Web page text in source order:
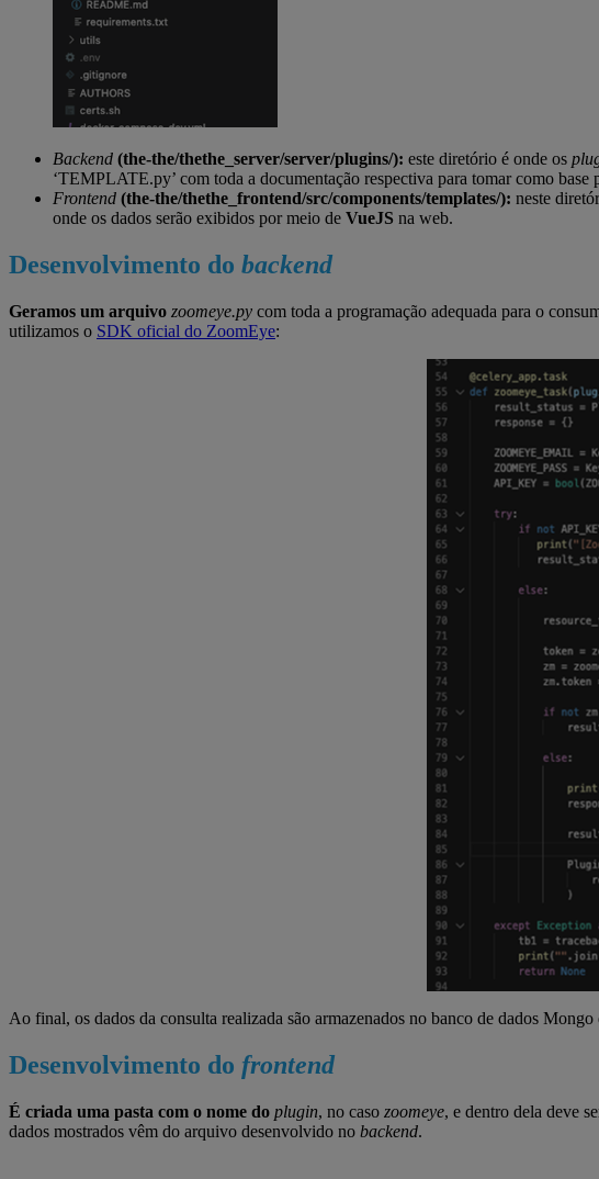
Backend (the-the/thethe_server/server/plugins/): este diretório é onde os
‘TEMPLATE.py’ com toda a documentação respectiva para tomar como
Frontend (the-the/thethe_frontend/src/components/templates/): neste
onde os dados serão exibidos por meio de VueJS na web.
Desenvolvimento do backend
Geramos um arquivo zoomeye.py com toda a programação adequada para o
utilizamos o SDK oficial do ZoomEye:
Ao final, os dados da consulta realizada são armazenados no banco de dados
Desenvolvimento do frontend
É criada uma pasta com o nome do plugin, no caso zoomeye, e dentro dela deve
dados mostrados vêm do arquivo desenvolvido no backend.